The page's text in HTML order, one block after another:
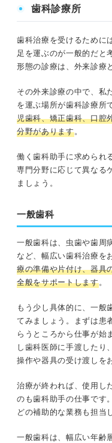
歯科診療所
歯科治療を受けるために
足を運ぶのが一般的だと
形態の診療は、外来診療
その外来診療の中で、私
を運ぶ場所が歯科診療所
児歯科、矯正歯科、口腔
分野があります。
働く歯科助手に求められ
専門分野に応じて異なる
ましょう。
一般歯科
一般歯科は、虫歯や歯周
など、幅広い歯科治療を
療の準備や片付け、器具
全般をサポートします。
もう少し具体的に、一般
てみましょう。まずは患
らうところから仕事が始
し歯科医師に手渡したり
操作や器具の受け渡しを
治療が終われば、使用し
のも歯科助手の仕事です
どの補助的な業務も担当
一般歯科は、幅広い年齢